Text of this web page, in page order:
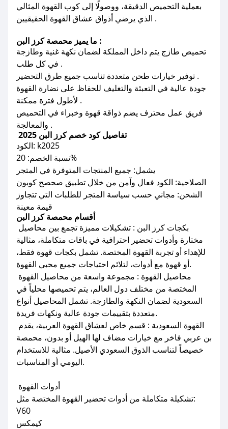
بعملية التحميص الدقيقة، ووصولًا إلى كوب القهوة المثالي
الذي يرضي أذواق عشاق القهوة الحقيقيين .
ما يميز محمصة كرز البن :
تحميص طازج يتم داخل المملكة لضمان نكهة غنية وطازجة
في كل طلب .
توفير خيارات طحن متعددة تناسب جميع طرق التحضير .
جودة عالية في التعبئة والتغليف للحفاظ على نضارة القهوة
لأطول فترة ممكنة .
فريق عمل محترف يضم ذواقة قهوة وخبراء في التحميص
والمعالجة .
تفاصيل كود خصم كرز البن 2025
الكود: k2025
نسبة الخصم: 20%
يشمل: جميع المنتجات المتوفرة في المتجر
الصلاحية: الكود فعال وآمن من خلال تطبيق صحصح كوبون
الشحن: مجاني حسب سياسة المتجر للطلبات التي تتجاوز
قيمة معينة
أقسام محمصة كرز البن
مختارة وأدوات تحضير احترافية في باقات متكاملة، مثالية
للإهداء أو تجربة القهوة المختصة. تشمل بكجات قهوة فقط،
أو قهوة مع أدوات، لتلائم احتياجات جميع محبي القهوة.
المختصة من مختلف دول العالم، يتم تحميصها محلياً في
السعودية لضمان النكهة والطازجة. تشمل المحاصيل أنواع
متعددة بتقييمات جودة عالية ونكهات فريدة.
بن عربي فاخر مع خيارات مضاف لها الهيل أو بدون، محمصة
خصيصاً لتناسب الذوق السعودي الأصيل. مثالية للاستخدام
اليومي أو المناسبات.
أدوات القهوة
تشكيلة متكاملة من أدوات تحضير القهوة المختصة مثل:
V60
كيمكس